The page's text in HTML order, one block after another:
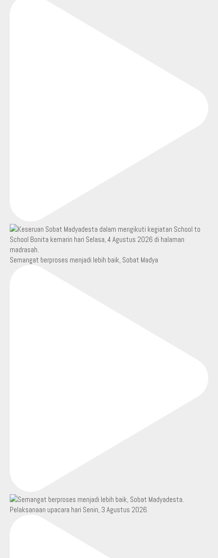
Semangat berproses menjadi lebih baik, Sobat Madya
Pelaksanaan upacara hari Senin, 3 Agustus 2026.